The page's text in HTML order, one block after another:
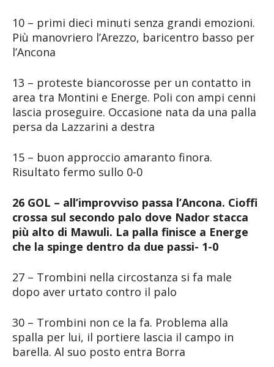
10 – primi dieci minuti senza grandi emozioni.
Più manovriero l’Arezzo, baricentro basso per
l’Ancona
13 – proteste biancorosse per un contatto in
area tra Montini e Energe. Poli con ampi cenni
lascia proseguire. Occasione nata da una palla
persa da Lazzarini a destra
15 – buon approccio amaranto finora.
Risultato fermo sullo 0-0
26 GOL – all’improvviso passa l’Ancona. Cioffi
crossa sul secondo palo dove Nador stacca
più alto di Mawuli. La palla finisce a Energe
che la spinge dentro da due passi- 1-0
27 – Trombini nella circostanza si fa male
dopo aver urtato contro il palo
30 – Trombini non ce la fa. Problema alla
spalla per lui, il portiere lascia il campo in
barella. Al suo posto entra Borra